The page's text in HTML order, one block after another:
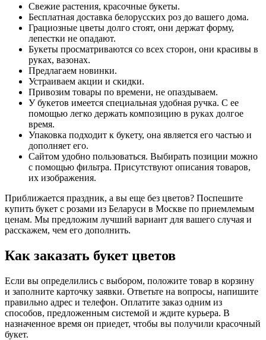
Свежие растения, красочные букеты.
Бесплатная доставка белорусских роз до вашего дома.
Грациозные цветы долго стоят, они держат форму,
лепестки не опадают.
Букеты просматриваются со всех сторон, они красивы в
руках, вазонах.
Предлагаем новинки.
Устраиваем акции и скидки.
Привозим товары по времени, не опаздываем.
У букетов имеется специальная удобная ручка. С ее
помощью легко держать композицию в руках долгое
время.
Упаковка подходит к букету, она является его частью и
дополняет его.
Сайтом удобно пользоваться. Выбирать позиции можно
с помощью фильтра. Присутствуют описания товаров,
их изображения.
Приближается праздник, а вы еще без цветов? Поспешите
купить букет с розами из Беларуси в Москве по приемлемым
ценам. Мы предложим лучший вариант для вашего случая и
расскажем, чем его дополнить.
Как заказать букет цветов
Если вы определились с выбором, положите товар в корзину
и заполните карточку заявки. Ответьте на вопросы, напишите
правильно адрес и телефон. Оплатите заказ одним из
способов, предложенным системой и ждите курьера. В
назначенное время он приедет, чтобы вы получили красочный
букет.